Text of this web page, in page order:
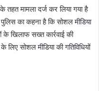
तहत मामला दर्ज कर लिया गया है
का कहना है कि सोशल मीडिया
खिलाफ सख्त कार्रवाई की
सोशल मीडिया की गतिविधियों